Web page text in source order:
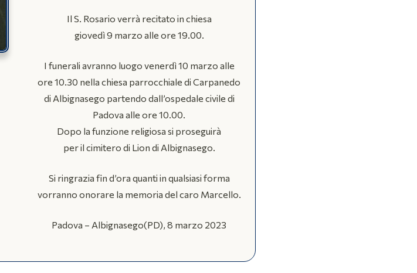
Il S. Rosario verrà recitato in chiesa
giovedì 9 marzo alle ore 19.00.
I funerali avranno luogo venerdì 10 marzo alle
ore 10.30 nella chiesa parrocchiale di Carpanedo
di Albignasego partendo dall’ospedale civile di
Padova alle ore 10.00.
Dopo la funzione religiosa si proseguirà
per il cimitero di Lion di Albignasego.
Si ringrazia fin d’ora quanti in qualsiasi forma
vorranno onorare la memoria del caro Marcello.
Padova – Albignasego(PD), 8 marzo 2023